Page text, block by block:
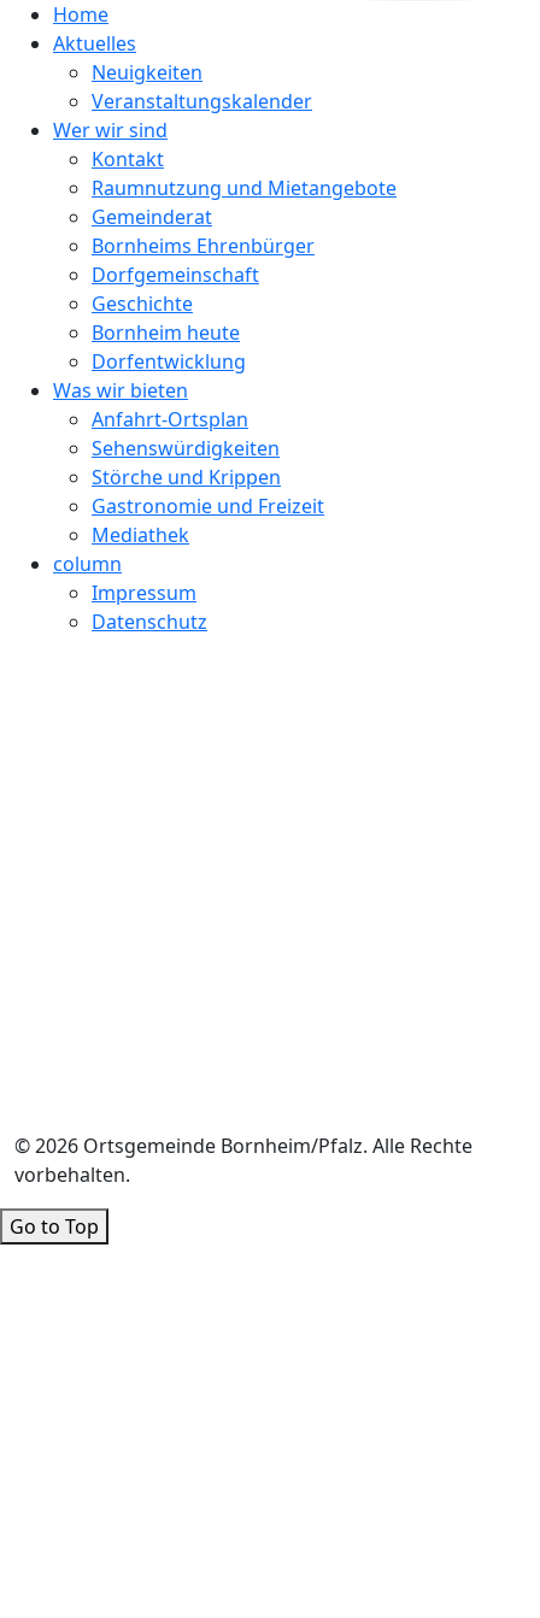
Home
Aktuelles
Neuigkeiten
Veranstaltungskalender
Wer wir sind
Kontakt
Raumnutzung und Mietangebote
Gemeinderat
Bornheims Ehrenbürger
Dorfgemeinschaft
Geschichte
Bornheim heute
Dorfentwicklung
Was wir bieten
Anfahrt-Ortsplan
Sehenswürdigkeiten
Störche und Krippen
Gastronomie und Freizeit
Mediathek
column
Impressum
Datenschutz
© 2026 Ortsgemeinde Bornheim/Pfalz. Alle Rechte
vorbehalten.
Go to Top